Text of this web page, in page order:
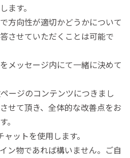
ます。
方向性が適切かどうかについて
させていただくことは可能で
メッセージ内にて一緒に決めて
ージのコンテンツにつきまし
せて頂き、全体的な改善点をお
。
ットを使用します。
ン物であれば構いません。ご自